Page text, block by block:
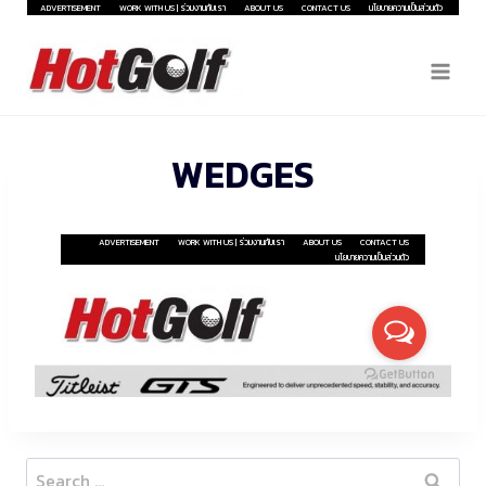
Skip
content
ADVERTISEMENT WORK WITH US | ร่วมงานกับเรา ABOUT US CONTACT US นโยบายความเป็นส่วนตัว
WEDGES
Search